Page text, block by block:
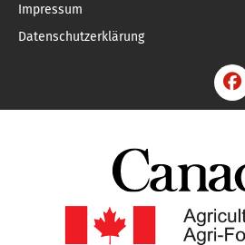
Impressum
Datenschutzerklärung
